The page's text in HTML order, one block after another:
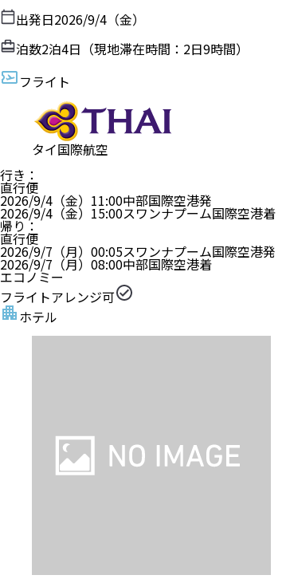
出発日2026/9/4（金）
泊数2泊4日（現地滞在時間： 2日9時間）
フライト
タイ国際航空
行き ：
直行便
2026/9/4（金） 11:00中部国際空港発
2026/9/4（金） 15:00スワンナプーム国際空港着
帰り ：
直行便
2026/9/7（月） 00:05スワンナプーム国際空港発
2026/9/7（月） 08:00中部国際空港着
エコノミー
フライトアレンジ可
ホテル